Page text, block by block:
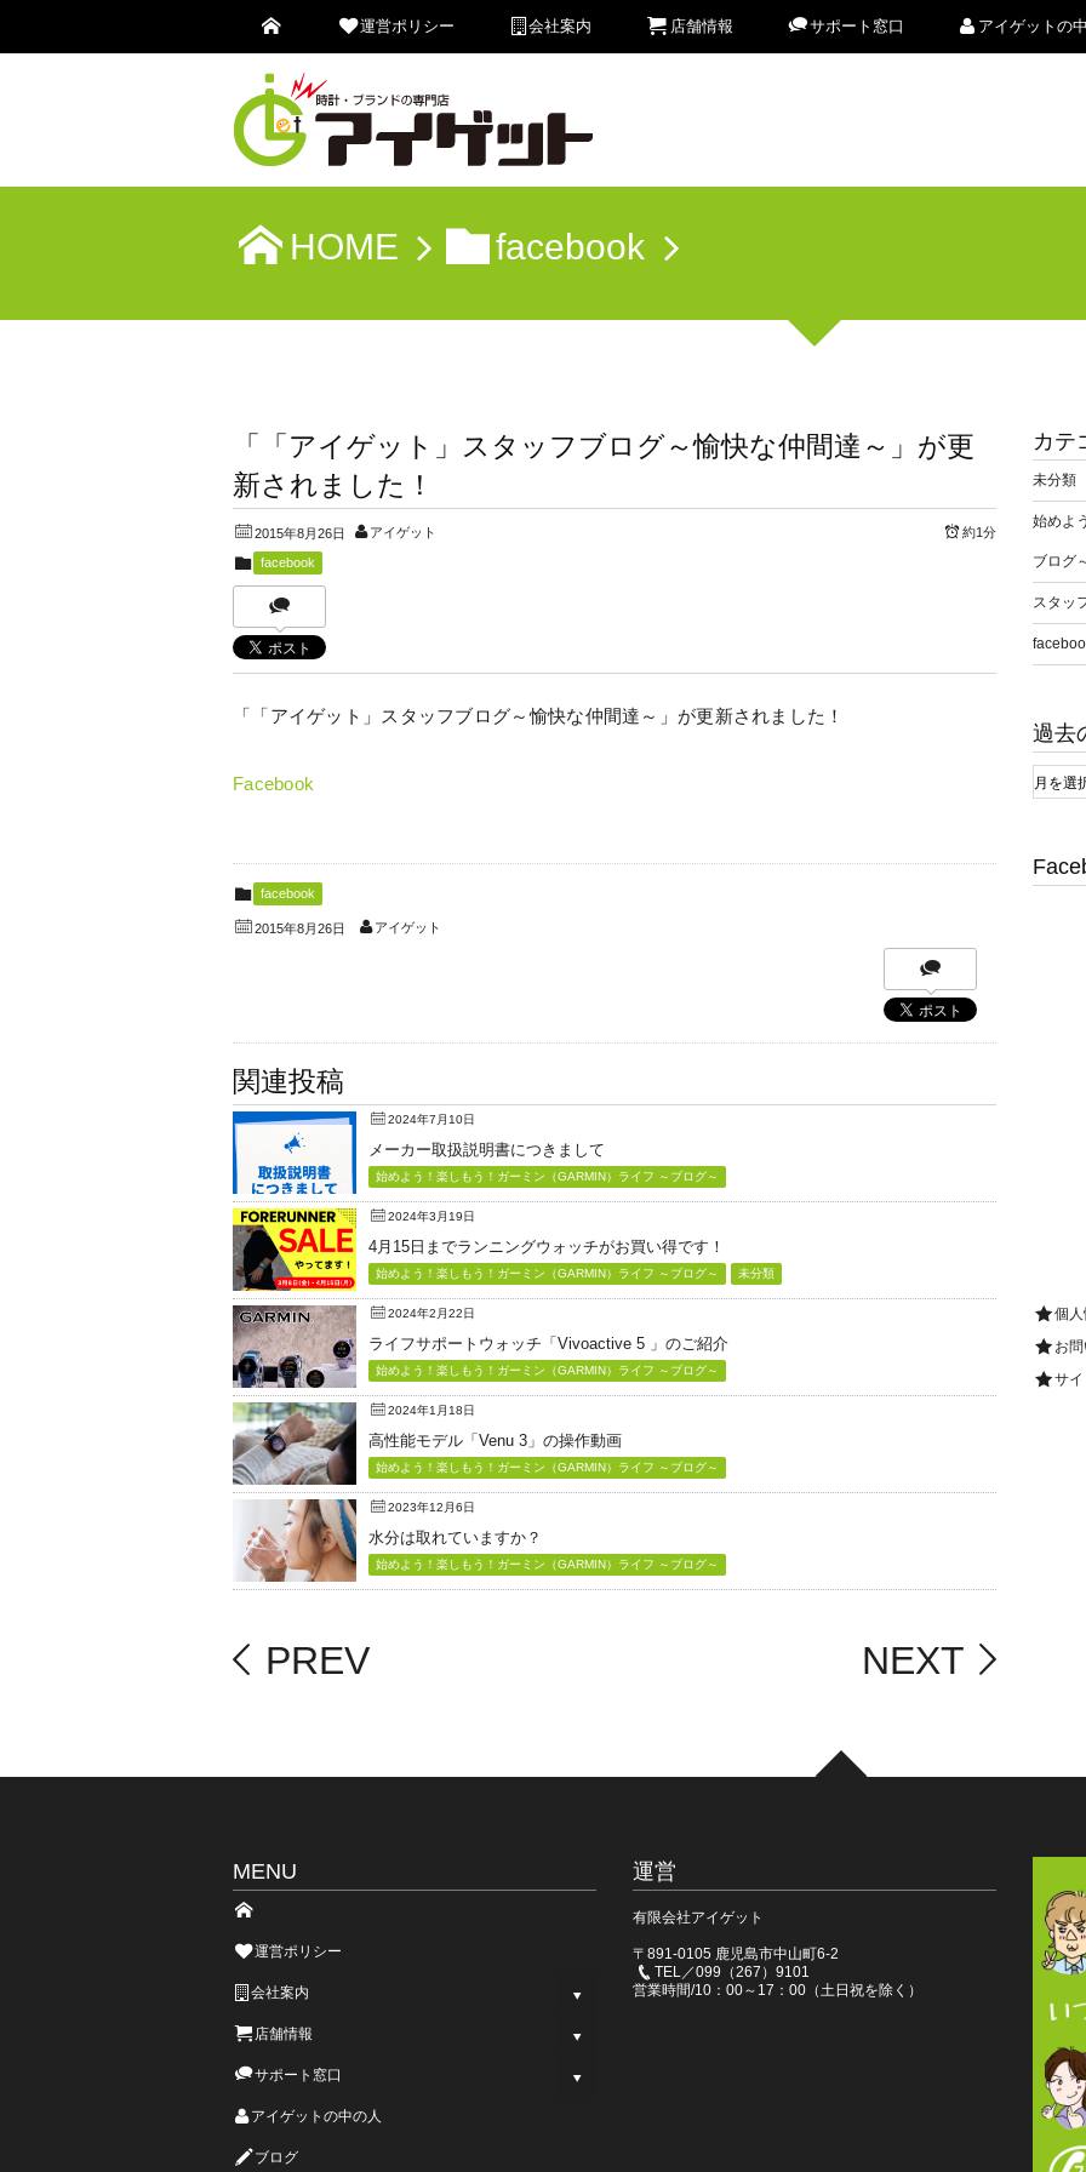
運営ポリシー 会社案内 店舗情報 サポート窓口 アイゲットの
HOME facebook
「「アイゲット」スタッフブログ～愉快な仲間達～」が更
新されました！
2015年8月26日 アイゲット 約1分
facebook
「「アイゲット」スタッフブログ～愉快な仲間達～」が更新されました！
Facebook
facebook
2015年8月26日 アイゲット
関連投稿
2024年7月10日
メーカー取扱説明書につきまして
始めよう！楽しもう！ガーミン（GARMIN）ライフ ～ブログ～
2024年3月19日
4月15日までランニングウォッチがお買い得です！
始めよう！楽しもう！ガーミン（GARMIN）ライフ ～ブログ～ 未分類
2024年2月22日
ライフサポートウォッチ「Vivoactive 5 」のご紹介
始めよう！楽しもう！ガーミン（GARMIN）ライフ ～ブログ～
2024年1月18日
高性能モデル「Venu 3」の操作動画
始めよう！楽しもう！ガーミン（GARMIN）ライフ ～ブログ～
2023年12月6日
水分は取れていますか？
始めよう！楽しもう！ガーミン（GARMIN）ライフ ～ブログ～
PREV NEXT
カテ
未分類
始めよ
ブログ
スタッ
過去
個
お
サ
MENU
運営ポリシー
会社案内
店舗情報
サポート窓口
アイゲットの中の人
ブログ
運営
有限会社アイゲット
〒891-0105 鹿児島市中山町6-2
TEL／099（267）9101
営業時間/10：00～17：00（土日祝を除く）